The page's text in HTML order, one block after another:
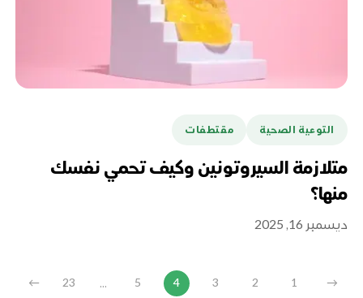
التوعية الصحية مقتطفات
متلازمة السيروتونين وكيف تحمي نفسك
منها؟
ديسمبر 16, 2025
→
1
2
3
4
5
...
23
←